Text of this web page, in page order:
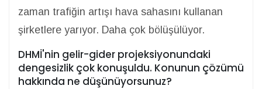
zaman trafiğin artışı hava sahasını kullanan
şirketlere yarıyor. Daha çok bölüşülüyor.
DHMİ'nin gelir-gider projeksiyonundaki
dengesizlik çok konuşuldu. Konunun çözümü
hakkında ne düşünüyorsunuz?